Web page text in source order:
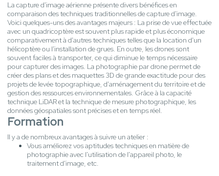
La capture d'image aérienne présente divers bénéfices en
comparaison des techniques traditionnelles de capture d'image.
Voici quelques-uns des avantages majeurs : La prise de vue effectuée
avec un quadricoptère est souvent plus rapide et plus économique
comparativement à d'autres techniques telles que la location d'un
hélicoptère ou l'installation de grues. En outre, les drones sont
souvent faciles à transporter, ce qui diminue le temps nécessaire
pour capturer des images. La photographie par drone permet de
créer des plans et des maquettes 3D de grande exactitude pour des
projets de levée topographique, d'aménagement du territoire et de
gestion des ressources environnementales. Grâce à la capacité
technique LiDAR et la technique de mesure photographique, les
données géospatiales sont précises et en temps réel.
Formation
Il y a de nombreux avantages à suivre un atelier :
Vous améliorez vos aptitudes techniques en matière de
photographie avec l'utilisation de l'appareil photo, le
traitement d'image, etc.